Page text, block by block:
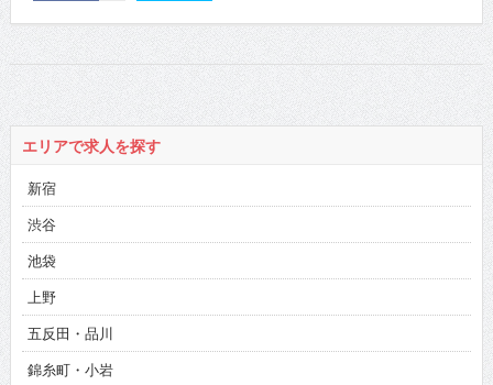
エリアで求人を探す
新宿
渋谷
池袋
上野
五反田・品川
錦糸町・小岩